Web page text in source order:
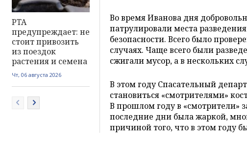
PTA
предупреждает: не
стоит привозить
из поездок
растения и семена
Чт, 06 августа 2026
Во время Иванова дня
патрулировали места
безопасности. Всего было
случаях. Чаще всего были
сжигали мусор, а в нескольких
В этом году Спасательный
становиться «смотрителями»
В прошлом году в «смотрители»
последние дни была жаркой,
причиной того, что в этом году